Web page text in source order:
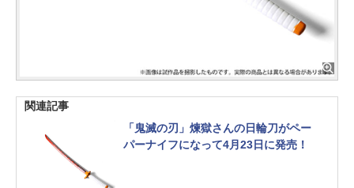
関連記事
「鬼滅の刃」煉獄さんの日輪刀がペー
パーナイフになって4月23日に発売！